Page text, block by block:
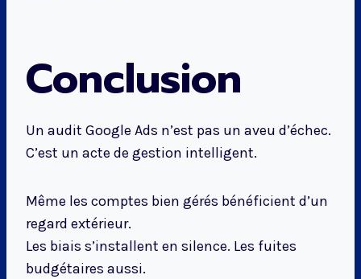
Conclusion
Un audit Google Ads n’est pas un aveu d’échec.
C’est un acte de gestion intelligent.
Même les comptes bien gérés bénéficient d’un
regard extérieur.
Les biais s’installent en silence. Les fuites
budgétaires aussi.